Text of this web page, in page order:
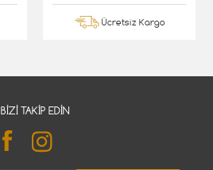
Ücretsiz Kargo
BIZI TAKIP EDIN